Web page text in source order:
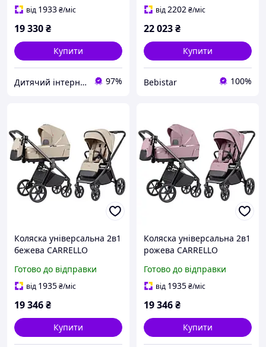
від 1933₴/міс
19 330₴
Купити
Дитячий інтернет-магазин "Lolly Dolly" 97%
від2202₴/міс
22 023₴
Купити
Bebistar 100%
Коляска універсальна 2в1
бежева CARRELLO
Solar Beige
Готово до відправки
від 1935₴/міс
19 346₴
Купити
Коляска універсальна 2в1
рожева CARRELLO
Galaxy Pink
Готово до відправки
від 1935₴/міс
19 346₴
Купити